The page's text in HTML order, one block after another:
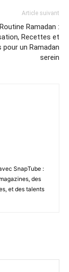
Article suivant
Routine Ramadan :
Recettes et
un Ramadan
serein
SnapTube :
des
et des talents